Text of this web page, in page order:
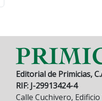
Editorial de Primicias,
RIF: J-29913424-4
Calle Cuchivero,